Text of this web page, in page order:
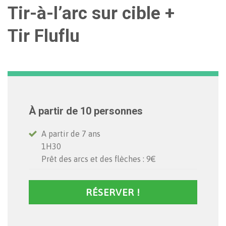
Tir-à-l’arc sur cible +
Tir Fluflu
À partir de 10 personnes
A partir de 7 ans
1H30
Prêt des arcs et des flèches : 9€
RÉSERVER !